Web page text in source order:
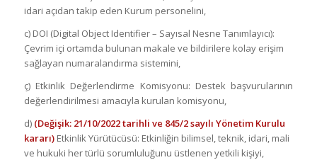
idari açıdan takip eden Kurum personelini,
c) DOI (Digital Object Identifier – Sayısal Nesne Tanımlayıcı):
Çevrim içi ortamda bulunan makale ve bildirilere kolay erişim
sağlayan numaralandırma sistemini,
ç) Etkinlik Değerlendirme Komisyonu: Destek başvurularının
değerlendirilmesi amacıyla kurulan komisyonu,
d) (Değişik: 21/10/2022 tarihli ve 845/2 sayılı Yönetim Kurulu
kararı) Etkinlik Yürütücüsü: Etkinliğin bilimsel, teknik, idari, mali
ve hukuki her türlü sorumluluğunu üstlenen yetkili kişiyi,